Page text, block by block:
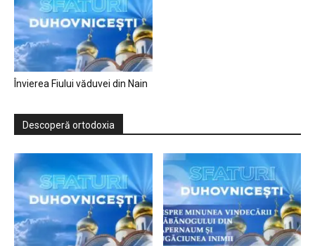
Învierea Fiului văduvei din Nain
Descoperă ortodoxia